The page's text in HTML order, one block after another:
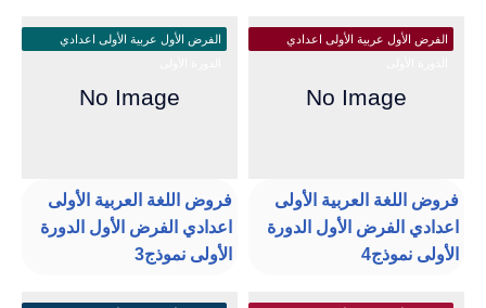
الفرض الأول عربية الأولى اعدادي
فروض اللغة العربية الأولى
اعدادي الفرض الأول الدورة
الأولى نموذج4
الفرض الأول عربية الأولى اعدادي
فروض اللغة العربية الأولى
اعدادي الفرض الأول الدورة
الأولى نموذج3